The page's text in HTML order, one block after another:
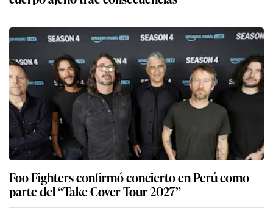
Foo Fighters confirmó concierto en Perú como
parte del “Take Cover Tour 2027”